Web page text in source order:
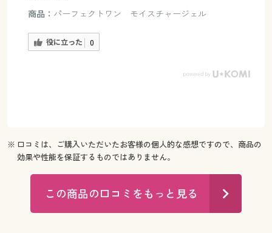
商品： パーフェクトワン モイスチャージェル
役に立った 0
※ 口コミは、ご購入いただいたお客様の個人的な感想ですので、商品の
効果や性能を保証するものではありません。
この商品の口コミをもっと見る